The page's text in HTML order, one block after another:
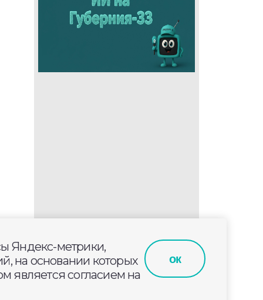
Яндекс-метрики,
на основании которых
является согласием на
ок